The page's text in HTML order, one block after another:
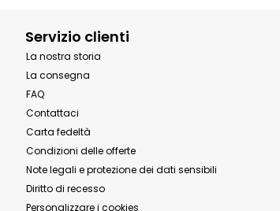
Servizio clienti
La nostra storia
La consegna
FAQ
Contattaci
Carta fedeltà
Condizioni delle offerte
Note legali e protezione dei dati sensibili
Diritto di recesso
Personalizzare i cookies